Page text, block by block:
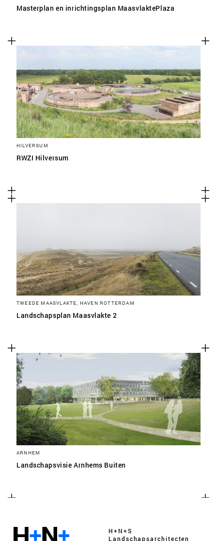
Masterplan en inrichtingsplan MaasvlaktePlaza
HILVERSUM
RWZI Hilversum
TWEEDE MAASVLAKTE, HAVEN ROTTERDAM
Landschapsplan Maasvlakte 2
ARNHEM
Landschapsvisie Arnhems Buiten
H+N+S
Landschaps­architecten